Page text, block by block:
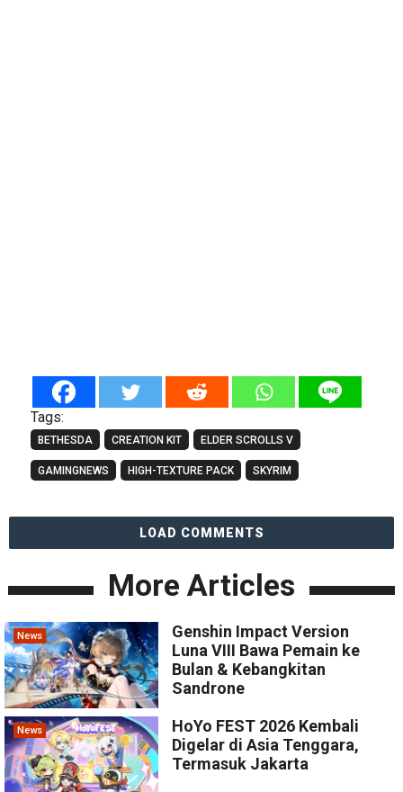
Tags:
BETHESDA CREATION KIT ELDER SCROLLS V
GAMINGNEWS HIGH-TEXTURE PACK SKYRIM
LOAD COMMENTS
More Articles
News
Genshin Impact Version
Luna VIII Bawa Pemain ke
Bulan & Kebangkitan
Sandrone
News
HoYo FEST 2026 Kembali
Digelar di Asia Tenggara,
Termasuk Jakarta